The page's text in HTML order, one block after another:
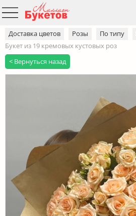
Доставка цветов Розы По типу
Букет из 19 кремовых кустовых роз
< Вернуться назад